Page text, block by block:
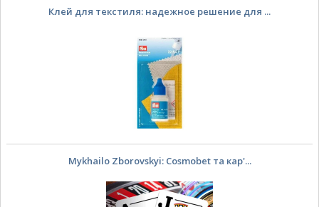
Клей для текстиля: надежное решение для ...
Mykhailo Zborovskyi: Cosmobet та кар'...